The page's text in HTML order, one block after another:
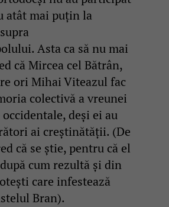
atât mai puțin la
Asta ca să nu mai
că Mircea cel Bătrân,
ori Mihai Viteazul fac
colectivă a vreunei
deși ei au
ai creștinătății. (De
că se știe, pentru că el
cum rezultă și din
care infestează
Bran).